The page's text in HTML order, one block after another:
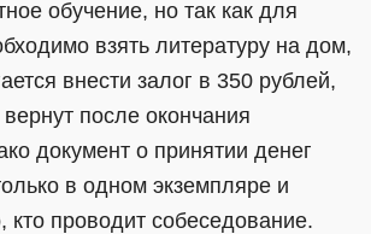
обучение, но так как для
взять литературу на дом,
внести залог в 350 рублей,
после окончания
документ о принятии денег
в одном экземпляре и
кто проводит собеседование.